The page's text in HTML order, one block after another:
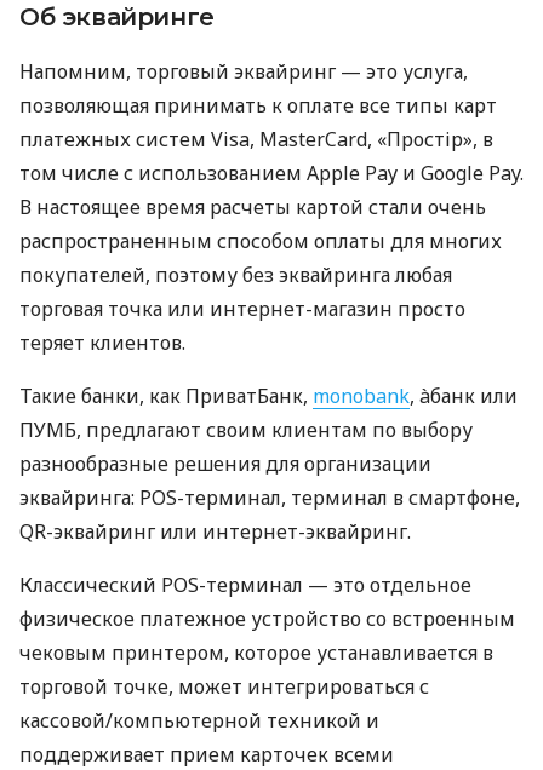
Об эквайринге
Напомним, торговый эквайринг — это услуга,
позволяющая принимать к оплате все типы карт
платежных систем Visa, MasterCard, «Простір», в
том числе с использованием Apple Pay и Google Pay.
В настоящее время расчеты картой стали очень
распространенным способом оплаты для многих
покупателей, поэтому без эквайринга любая
торговая точка или интернет-магазин просто
теряет клиентов.
Такие банки, как ПриватБанк, monobank, àбанк или
ПУМБ, предлагают своим клиентам по выбору
разнообразные решения для организации
эквайринга: POS-терминал, терминал в смартфоне,
QR-эквайринг или интернет-эквайринг.
Классический POS-терминал — это отдельное
физическое платежное устройство со встроенным
чековым принтером, которое устанавливается в
торговой точке, может интегрироваться с
кассовой/компьютерной техникой и
поддерживает прием карточек всеми